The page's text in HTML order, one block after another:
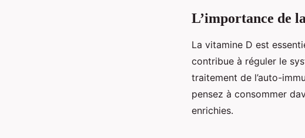
L’importance de
La vitamine D est
contribue à réguler le
traitement de l’auto-
pensez à consommer
enrichies.